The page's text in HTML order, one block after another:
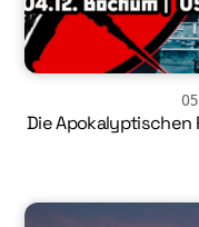
05
Die Apokalyptischen